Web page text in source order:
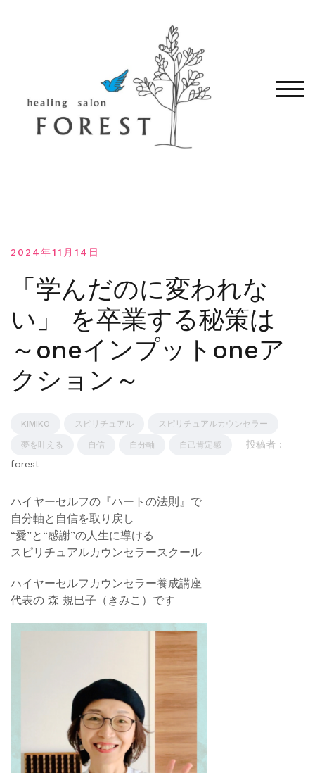
モバ
2024年11月14日
「学んだのに変われな
い」 を卒業する秘策は
～oneインプットoneア
クション～
KIMIKO スピリチュアル スピリチュアルカウンセラー
夢を叶える 自信 自分軸 自己肯定感
投稿者 :
forest
ハイヤーセルフの『ハートの法則』で
自分軸と自信を取り戻し
“愛”と“感謝”の人生に導ける
スピリチュアルカウンセラースクール
ハイヤーセルフカウンセラー養成講座
代表の 森 規巳子（きみこ）です